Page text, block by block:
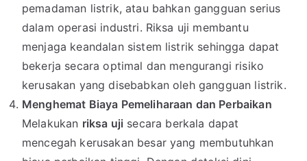
pemadaman listrik, atau bahkan gangguan serius
dalam operasi industri. Riksa uji membantu
menjaga keandalan sistem listrik sehingga dapat
bekerja secara optimal dan mengurangi risiko
kerusakan yang disebabkan oleh gangguan listrik.
Menghemat Biaya Pemeliharaan dan Perbaikan
Melakukan riksa uji secara berkala dapat
mencegah kerusakan besar yang membutuhkan